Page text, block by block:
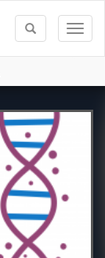
Toggle
search